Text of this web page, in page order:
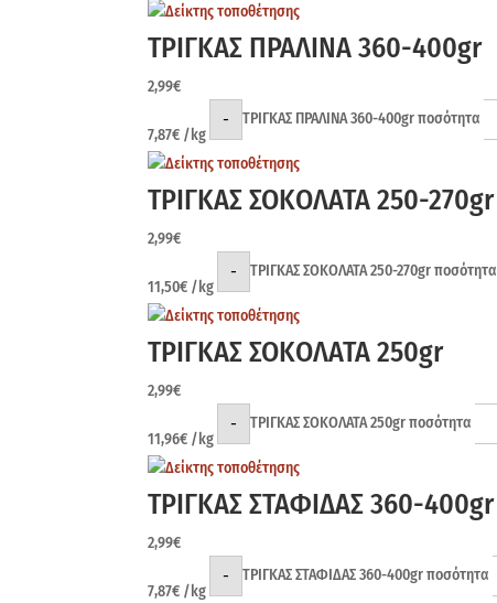
ΤΡΙΓΚΑΣ ΠΡΑΛΙΝΑ 360-400gr
2,99€
7,87€ /kg
- ΤΡΙΓΚΑΣ ΠΡΑΛΙΝΑ 360-400gr ποσότητα
ΤΡΙΓΚΑΣ ΣΟΚΟΛΑΤΑ 250-270gr
2,99€
11,50€ /kg
- ΤΡΙΓΚΑΣ ΣΟΚΟΛΑΤΑ 250-270gr ποσότητα
ΤΡΙΓΚΑΣ ΣΟΚΟΛΑΤΑ 250gr
2,99€
11,96€ /kg
- ΤΡΙΓΚΑΣ ΣΟΚΟΛΑΤΑ 250gr ποσότητα
ΤΡΙΓΚΑΣ ΣΤΑΦΙΔΑΣ 360-400gr
2,99€
7,87€ /kg
- ΤΡΙΓΚΑΣ ΣΤΑΦΙΔΑΣ 360-400gr ποσότητα